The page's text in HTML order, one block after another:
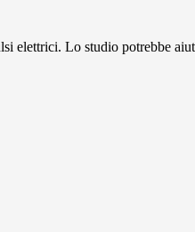
elettrici. Lo studio potrebbe